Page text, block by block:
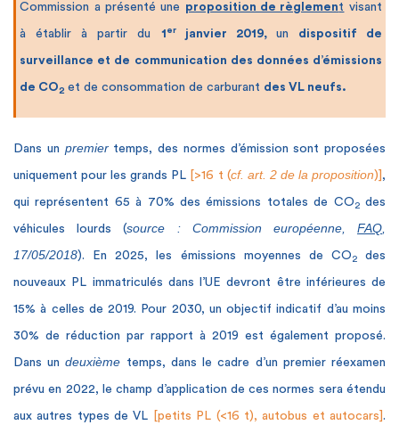
Commission a présenté une proposition de règlement visant
à établir à partir du 1 erjanvier 2019, un dispositif de
surveillance et de communication des données d’émissions
de CO2et de consommation de carburant desVL neufs.
Dans un premier temps, des normes d’émission sont proposées
uniquement pour les grands PL [>16 t (cf. art. 2 de la proposition)] ,
qui représentent 65 à 70% des émissions totales de CO 2des
véhicules lourds (source : Commission européenne,FAQ
17/05/2018). En 2025, les émissions moyennes de CO 2des
nouveaux PL immatriculés dans l’UE devront être inférieures de
15% à celles de 2019. Pour 2030, un objectif indicatif d’au moins
30% de réduction par rapport à 2019 est également proposé.
Dans undeuxième temps, dans le cadre d’un premier réexamen
prévu en 2022, le champ d’application de ces normes sera étendu
aux autres types de VL [petits PL (<16 t), autobus et autocars].